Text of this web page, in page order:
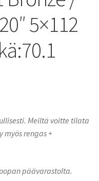
5×112
Meiltä voitte tilata
myös rengas +
päävarastolta.